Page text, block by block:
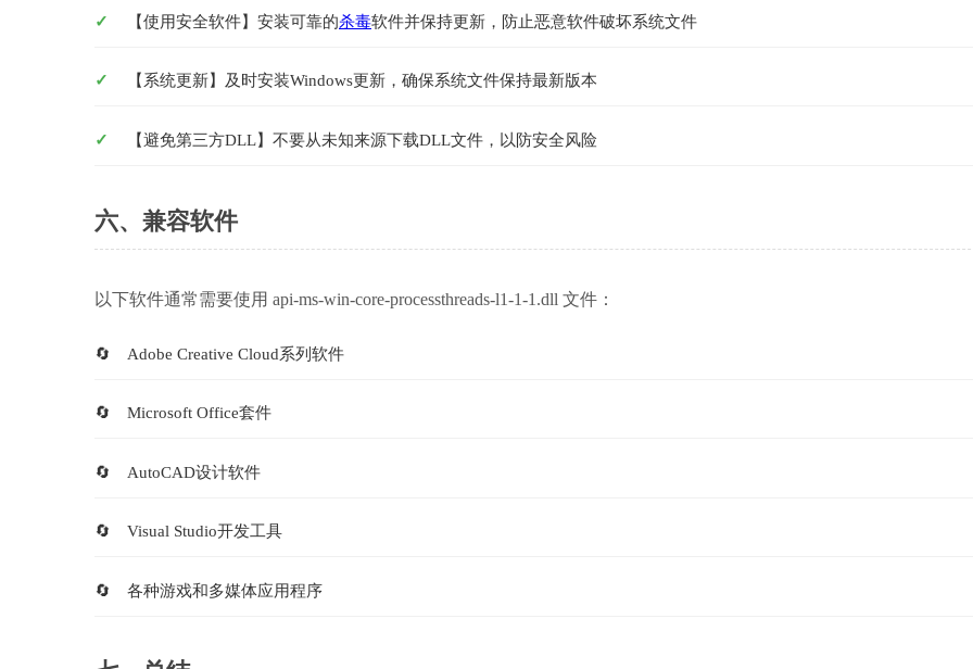
【使用安全软件】安装可靠的杀毒软件并保持更新，防止恶意软件破坏系统文件
【系统更新】及时安装Windows更新，确保系统文件保持最新版本
【避免第三方DLL】不要从未知来源下载DLL文件，以防安全风险
六、兼容软件
以下软件通常需要使用 api-ms-win-core-processthreads-l1-1-1.dll 文件：
Adobe Creative Cloud系列软件
Microsoft Office套件
AutoCAD设计软件
Visual Studio开发工具
各种游戏和多媒体应用程序